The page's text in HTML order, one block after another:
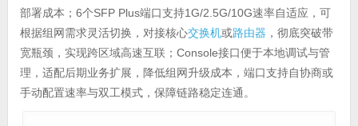
部署成本；6个SFP Plus端口支持1G/2.5G/10G速率自适应，可
根据组网需求灵活切换，对接核心交换机或路由器 ，彻底突破带
宽瓶颈，实现跨区域高速互联；Console接口便于本地调试与管
理，适配后期业务扩展，降低组网升级成本，端口支持自协商或
手动配置速率与双工模式，保障链路稳定连通。